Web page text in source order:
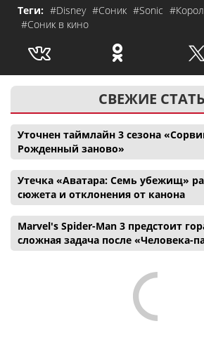
Теги: #Disney #Соник #Sonic
#Соник в кино
СВЕЖИЕ
Уточнен таймлайн 3 сезона
Рожденный заново»
Утечка «Аватара: Семь убежищ»
сюжета и отклонения от канона
Marvel's Spider-Man 3 предстоит
сложная задача после «Человека-